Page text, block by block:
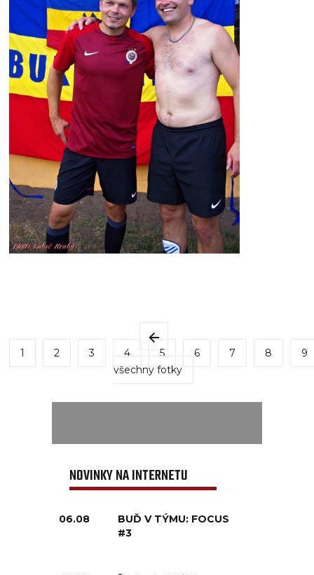
1 2 3 4 5 6 7 8
9
všechny fotky
NOVINKY NA INTERNETU
06.08
BUĎ V TÝMU: FOCUS
#3